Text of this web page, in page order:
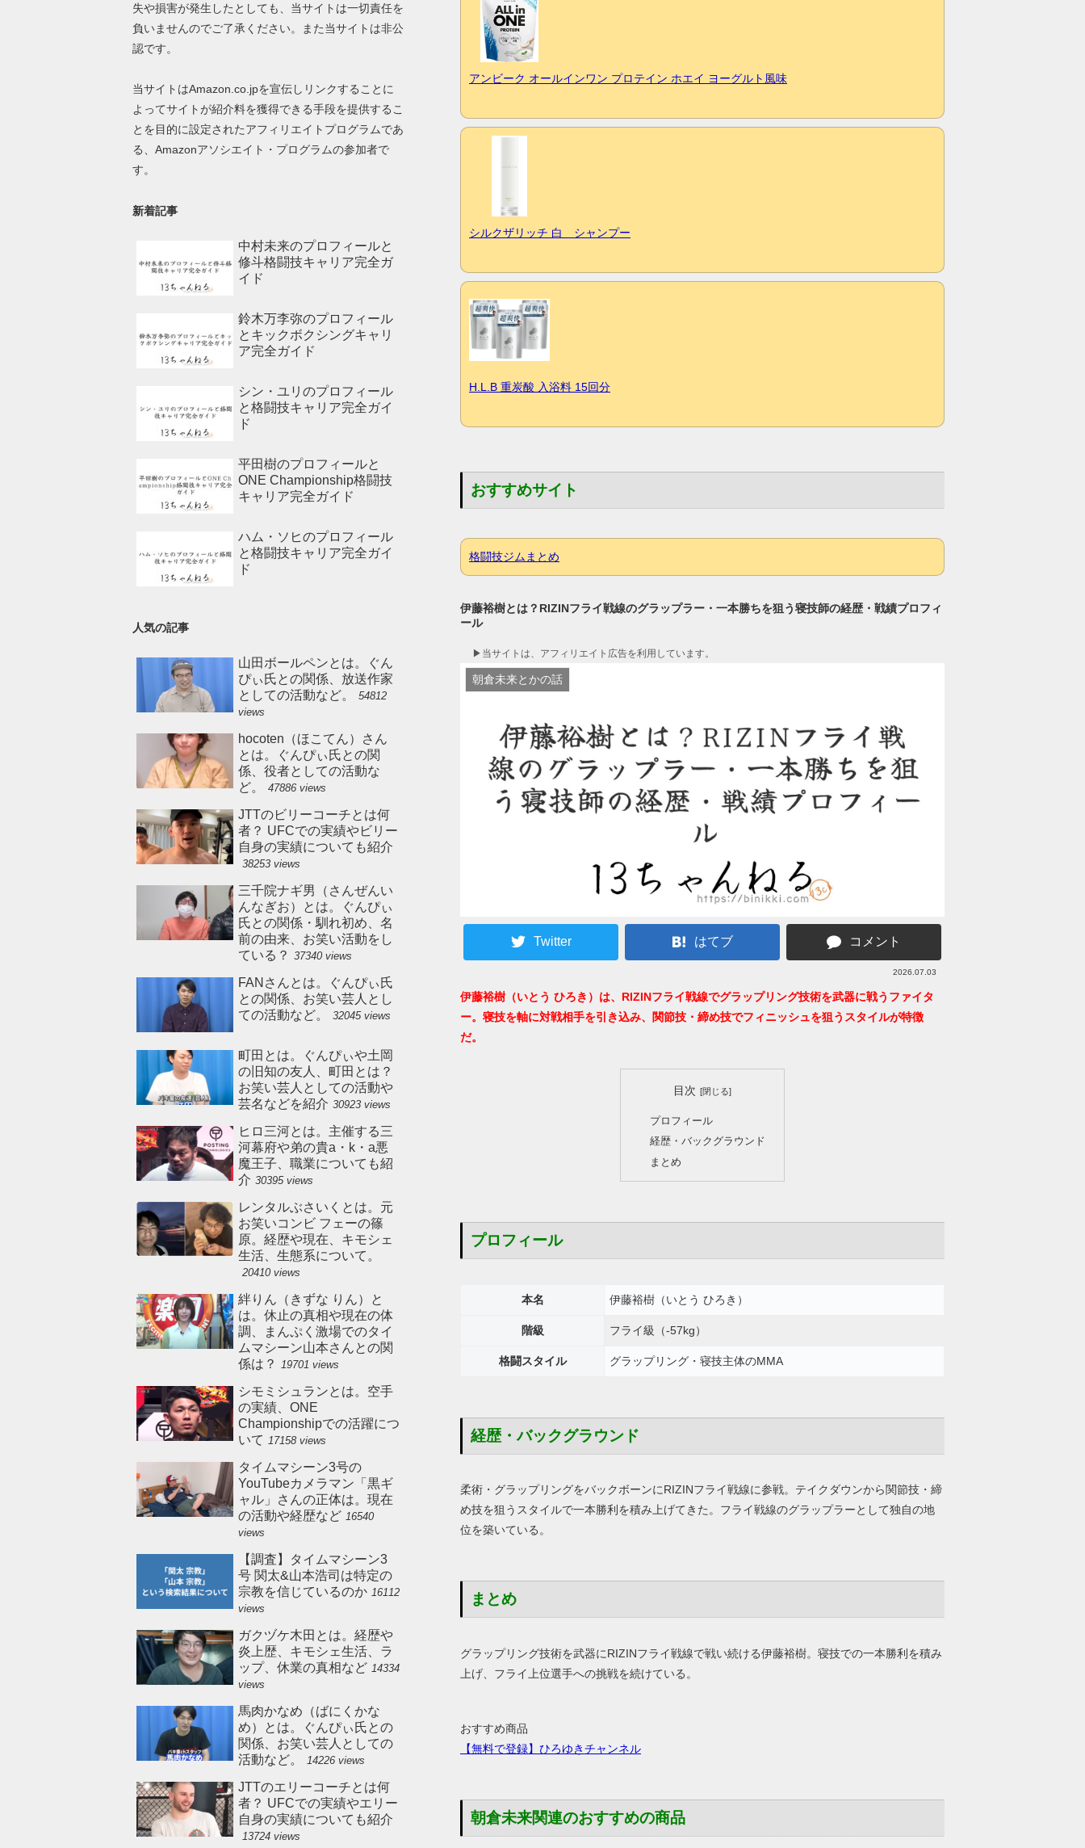
アンビーク オールインワン プロテイン ホエイ ヨーグルト風味
シルクザリッチ 白 シャンプー
H.L.B 重炭酸 入浴料 15回分
おすすめサイト
格闘技ジムまとめ
伊藤裕樹とは？RIZINフライ戦線のグラップラー・一本勝ちを狙う寝技師の経歴・戦績プロフィ
ール
▶︎当サイトは、アフィリエイト広告を利用しています。
朝倉未来とかの話
Twitter はてブ コメント
2026.07.03
伊藤裕樹（いとう ひろき）は、RIZINフライ戦線でグラップリング技術を武器に戦うファイタ
ー。寝技を軸に対戦相手を引き込み、関節技・締め技でフィニッシュを狙うスタイルが特徴
だ。
目次
プロフィール
経歴・バックグラウンド
まとめ
プロフィール
本名 伊藤裕樹（いとう ひろき）
階級 フライ級（-57kg）
格闘スタイル グラップリング・寝技主体のMMA
経歴・バックグラウンド
柔術・グラップリングをバックボーンにRIZINフライ戦線に参戦。テイクダウンから関節技・締
め技を狙うスタイルで一本勝利を積み上げてきた。フライ戦線のグラップラーとして独自の地
位を築いている。
まとめ
グラップリング技術を武器にRIZINフライ戦線で戦い続ける伊藤裕樹。寝技での一本勝利を積み
上げ、フライ上位選手への挑戦を続けている。
おすすめ商品
【無料で登録】ひろゆきチャンネル
朝倉未来関連のおすすめの商品
失や損害が発生したとしても、当サイトは一切責任を
負いませんのでご了承ください。また当サイトは非公
認です。
当サイトはAmazon.co.jpを宣伝しリンクすることに
よってサイトが紹介料を獲得できる手段を提供するこ
とを目的に設定されたアフィリエイトプログラムであ
る、Amazonアソシエイト・プログラムの参加者で
す。
新着記事
中村未来のプロフィールと
修斗格闘技キャリア完全ガ
イド
鈴木万李弥のプロフィール
とキックボクシングキャリ
ア完全ガイド
シン・ユリのプロフィール
と格闘技キャリア完全ガイ
ド
平田樹のプロフィールと
ONE Championship格闘技
キャリア完全ガイド
ハム・ソヒのプロフィール
と格闘技キャリア完全ガイ
ド
人気の記事
山田ボールペンとは。ぐん
ぴぃ氏との関係、放送作家
としての活動など。
54812
views
hocoten（ほこてん）さん
とは。ぐんぴぃ氏との関
係、役者としての活動な
ど。
47886 views
JTTのビリーコーチとは何
者？ UFCでの実績やビリー
自身の実績についても紹介
38253 views
三千院ナギ男（さんぜんい
んなぎお）とは。ぐんぴぃ
氏との関係・馴れ初め、名
前の由来、お笑い活動をし
ている？ 37340 views
FANさんとは。ぐんぴぃ氏
との関係、お笑い芸人とし
ての活動など。
32045 views
町田とは。ぐんぴぃや土岡
の旧知の友人、町田とは？
お笑い芸人としての活動や
芸名などを紹介 30923 views
ヒロ三河とは。主催する三
河幕府や弟の貴a・k・a悪
魔王子、職業についても紹
介 30395 views
レンタルぶさいくとは。元
お笑いコンビ フェーの篠
原。経歴や現在、キモシェ
生活、生態系について。
20410 views
絆りん（きずな りん）と
は。休止の真相や現在の体
調、まんぷく激場でのタイ
ムマシーン山本さんとの関
係は？ 19701 views
シモミシュランとは。空手
の実績、ONE
Championshipでの活躍につ
いて 17158 views
タイムマシーン3号の
YouTubeカメラマン「黒ギ
ャル」さんの正体は。現在
の活動や経歴など 16540
views
【調査】タイムマシーン3
号 関太&山本浩司は特定の
宗教を信じているのか 16112
views
ガクヅケ木田とは。経歴や
炎上歴、キモシェ生活、ラ
ップ、休業の真相など 14334
views
馬肉かなめ（ばにくかな
め）とは。ぐんぴぃ氏との
関係、お笑い芸人としての
活動など。
14226 views
JTTのエリーコーチとは何
者？ UFCでの実績やエリー
自身の実績についても紹介
13724 views